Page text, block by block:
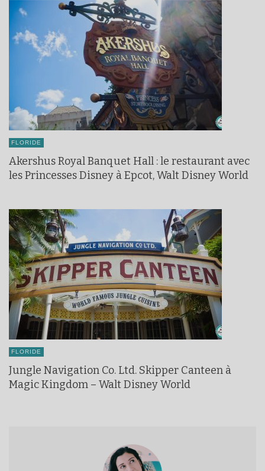
FLORIDE
Akershus Royal Banquet Hall : le restaurant avec
les Princesses Disney à Epcot, Walt Disney World
FLORIDE
Jungle Navigation Co. Ltd. Skipper Canteen à
Magic Kingdom – Walt Disney World